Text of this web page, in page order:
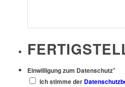
Einwilligung zum Datenschutz*
Ich stimme der